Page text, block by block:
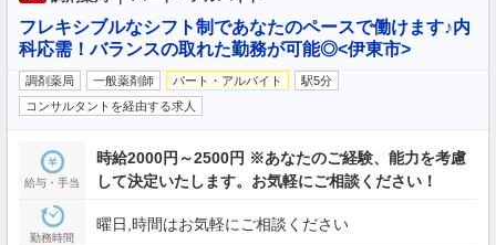
フレキシブルなシフト制であなたのペースで働けます♪内
科応需！バランスの取れた勤務が可能◎<伊東市>
調剤薬局 一般薬剤師 パート・アルバイト
駅5分
コンサルタントを経由する求人
給与・手当
時給2000円～2500円 ※あなたのご経験、能力を考慮
して決定いたします。お気軽にご相談ください！
勤務時間
曜日,時間はお気軽にご相談ください